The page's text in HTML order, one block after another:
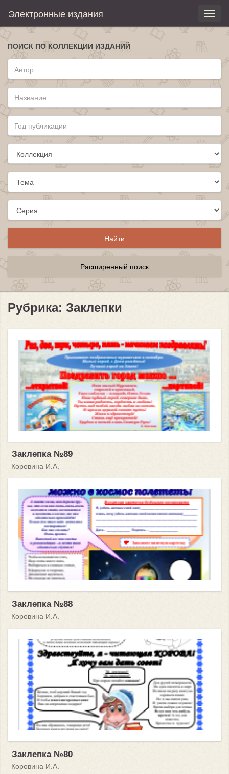
Электронные издания
ПОИСК ПО КОЛЛЕКЦИИ ИЗДАНИЙ
Расширенный поиск
Рубрика: Заклепки
Заклепка №89
Коровина И.А.
Заклепка №88
Коровина И.А.
Заклепка №80
Коровина И.А.